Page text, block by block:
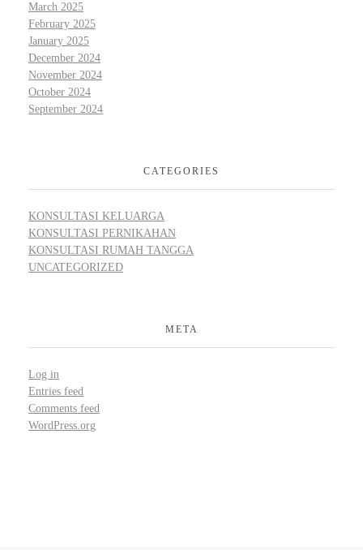
March 2025
February 2025
January 2025
December 2024
November 2024
October 2024
September 2024
CATEGORIES
KONSULTASI KELUARGA
KONSULTASI PERNIKAHAN
KONSULTASI RUMAH TANGGA
UNCATEGORIZED
META
Log in
Entries feed
Comments feed
WordPress.org